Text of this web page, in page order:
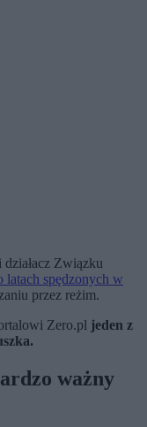
Związku
latach spędzonych w
przez reżim.
Zero.pl jeden z
ważny